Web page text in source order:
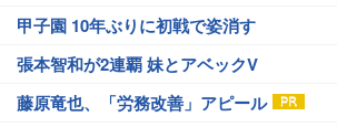
甲子園 10年ぶりに初戦で姿消す
張本智和が2連覇 妹とアベックV
藤原竜也、「労務改善」アピール